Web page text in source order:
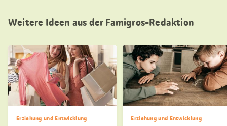
Weitere Ideen aus der Famigros-Redaktion
Erziehung und Entwicklung Erziehung und Entwicklung